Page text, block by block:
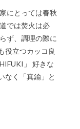
にとっては春秋
では焚火は必
ず、調理の際に
役立つカッコ良
」 好きな
なく「真鍮」と